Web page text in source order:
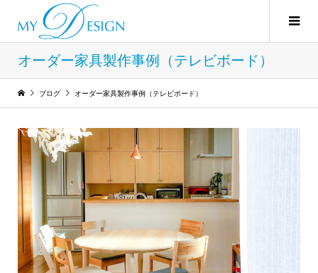
オーダー家具製作事例（テレビボード）
ブログ オーダー家具製作事例（テレビボード）